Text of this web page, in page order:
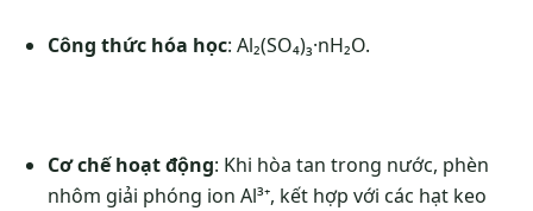
Công thức hóa học: Al₂(SO₄)₃·nH₂O.
Cơ chế hoạt động: Khi hòa tan trong nước, phèn
nhôm giải phóng ion Al³⁺, kết hợp với các hạt keo